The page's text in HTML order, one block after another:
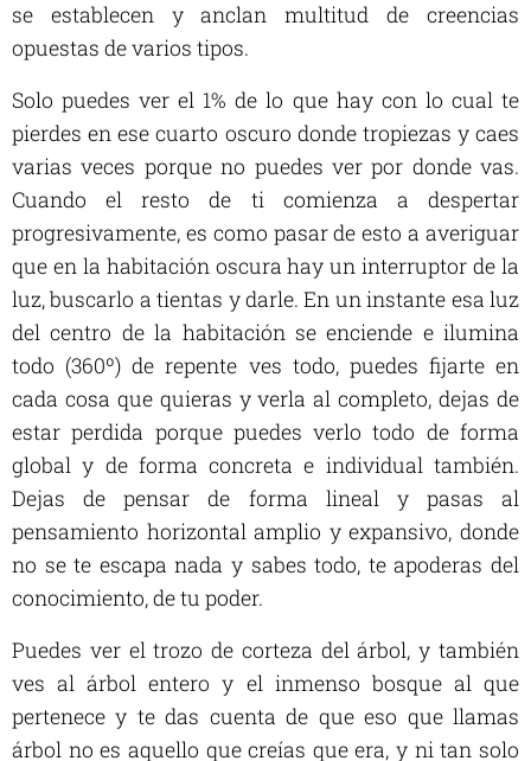
se establecen y anclan multitud de creencias
opuestas de varios tipos.
Solo puedes ver el 1% de lo que hay con lo cual te
pierdes en ese cuarto oscuro donde tropiezas y caes
varias veces porque no puedes ver por donde vas.
Cuando el resto de ti comienza a despertar
progresivamente, es como pasar de esto a averiguar
que en la habitación oscura hay un interruptor de la
luz, buscarlo a tientas y darle. En un instante esa luz
del centro de la habitación se enciende e ilumina
todo (360º) de repente ves todo, puedes fijarte en
cada cosa que quieras y verla al completo, dejas de
estar perdida porque puedes verlo todo de forma
global y de forma concreta e individual también.
Dejas de pensar de forma lineal y pasas al
pensamiento horizontal amplio y expansivo, donde
no se te escapa nada y sabes todo, te apoderas del
conocimiento, de tu poder.
Puedes ver el trozo de corteza del árbol, y también
ves al árbol entero y el inmenso bosque al que
pertenece y te das cuenta de que eso que llamas
árbol no es aquello que creías que era, y ni tan solo